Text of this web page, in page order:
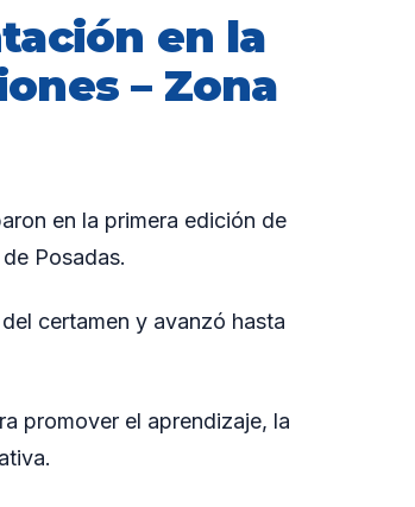
en la
– Zona
en la primera edición de
Posadas.
certamen y avanzó hasta
promover el aprendizaje, la